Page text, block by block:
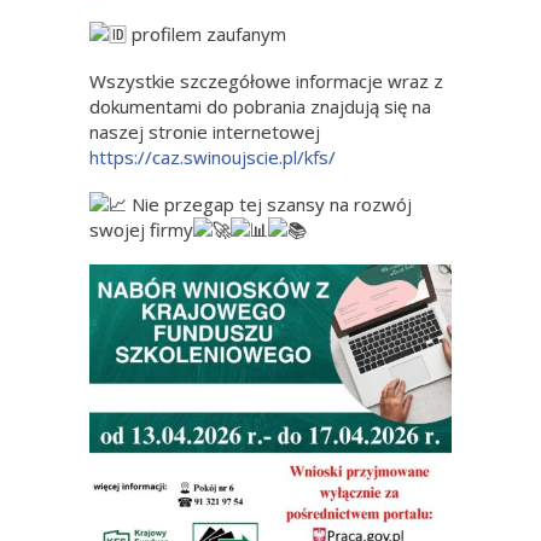
profilem zaufanym
Wszystkie szczegółowe informacje wraz z
dokumentami do pobrania znajdują się na
naszej stronie internetowej
https://caz.swinoujscie.pl/kfs/
Nie przegap tej szansy na rozwój
swojej firmy